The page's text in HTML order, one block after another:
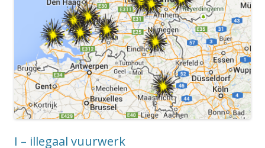
I – illegaal vuurwerk